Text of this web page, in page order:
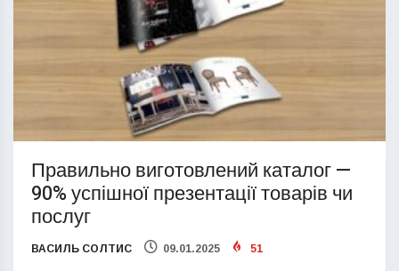
Правильно виготовлений каталог —
90% успішної презентації товарів чи
послуг
ВАСИЛЬ СОЛТИС 09.01.2025 51